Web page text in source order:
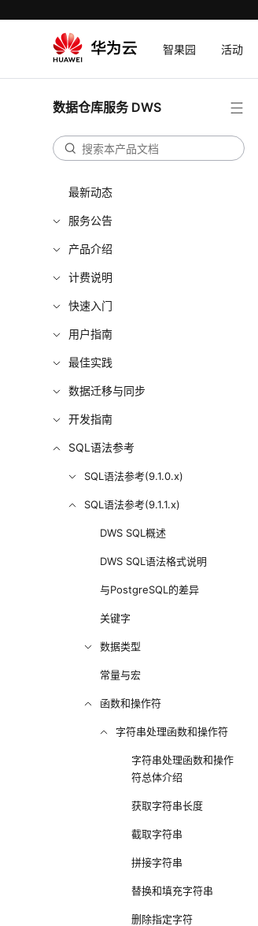
智果园 活动
数据仓库服务 DWS
最新动态
服务公告
产品介绍
计费说明
快速入门
用户指南
最佳实践
数据迁移与同步
开发指南
SQL语法参考
SQL语法参考(9.1.0.x)
SQL语法参考(9.1.1.x)
DWS SQL概述
DWS SQL语法格式说明
与PostgreSQL的差异
关键字
数据类型
常量与宏
函数和操作符
字符串处理函数和操作符
字符串处理函数和操作
符总体介绍
获取字符串长度
截取字符串
拼接字符串
替换和填充字符串
删除指定字符